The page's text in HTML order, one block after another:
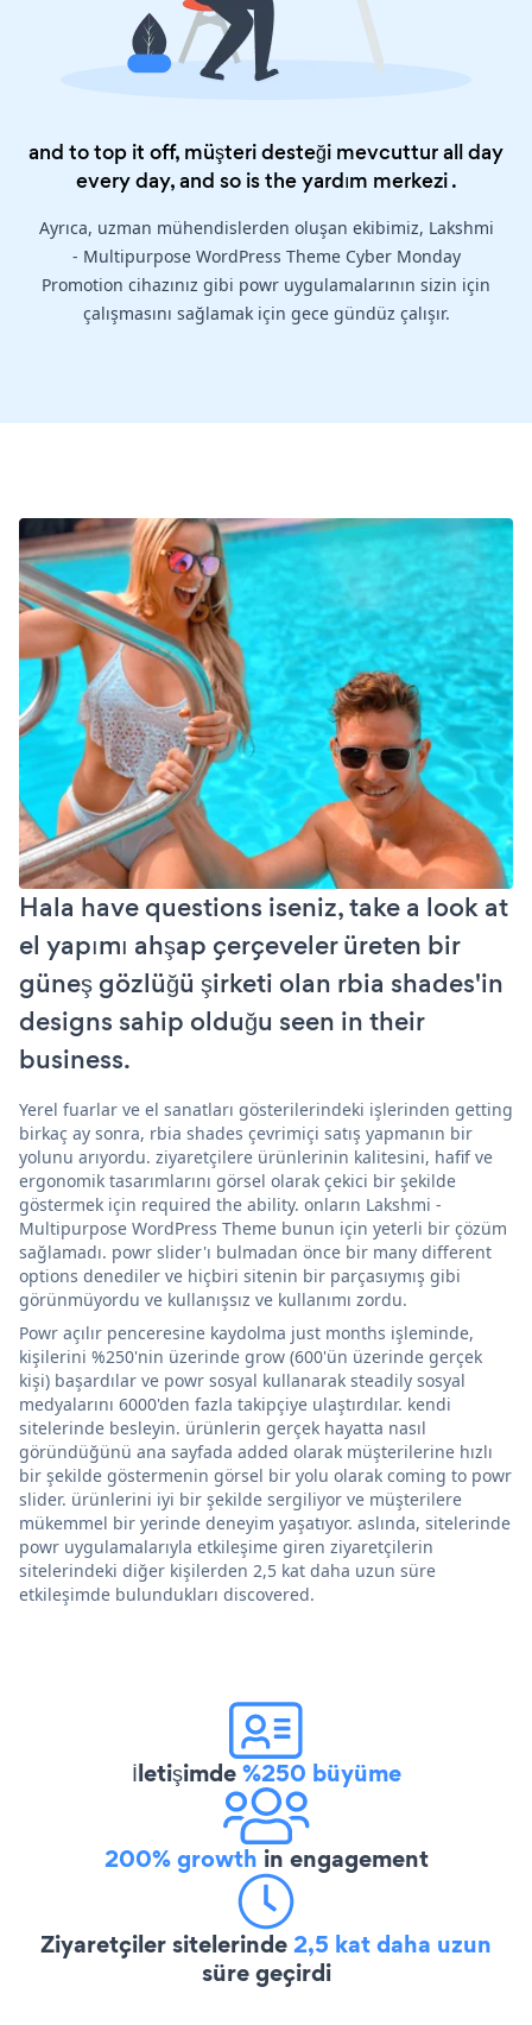
and to top it off, müşteri desteği mevcuttur all day
every day, and so is theyardım merkezi.
Ayrıca, uzman mühendislerden oluşan ekibimiz, Lakshmi
- Multipurpose WordPress Theme Cyber Monday
Promotion cihazınız gibi powr uygulamalarının sizin için
çalışmasını sağlamak için gece gündüz çalışır.
Hala have questions iseniz, take a look at
el yapımı ahşap çerçeveler üreten bir
güneş gözlüğü şirketi olan rbia shades'in
designs sahip olduğu seen in their
business.
Yerel fuarlar ve el sanatları gösterilerindeki işlerinden getting
birkaç ay sonra, rbia shades çevrimiçi satış yapmanın bir
yolunu arıyordu. ziyaretçilere ürünlerinin kalitesini, hafif ve
ergonomik tasarımlarını görsel olarak çekici bir şekilde
göstermek için required the ability. onların Lakshmi -
Multipurpose WordPress Theme bunun için yeterli bir çözüm
sağlamadı. powr slider'ı bulmadan önce bir many different
options denediler ve hiçbiri sitenin bir parçasıymış gibi
görünmüyordu ve kullanışsız ve kullanımı zordu.
Powr açılır penceresine kaydolma just months işleminde,
kişilerini %250'nin üzerinde grow (600'ün üzerinde gerçek
kişi) başardılar ve powr sosyal kullanarak steadily sosyal
medyalarını 6000'den fazla takipçiye ulaştırdılar. kendi
sitelerinde besleyin. ürünlerin gerçek hayatta nasıl
göründüğünü ana sayfada added olarak müşterilerine hızlı
bir şekilde göstermenin görsel bir yolu olarak coming to powr
slider. ürünlerini iyi bir şekilde sergiliyor ve müşterilere
mükemmel bir yerinde deneyim yaşatıyor. aslında, sitelerinde
powr uygulamalarıyla etkileşime giren ziyaretçilerin
sitelerindeki diğer kişilerden 2,5 kat daha uzun süre
etkileşimde bulundukları discovered.
İletişimde%250 büyüme
200% growth in engagement
Ziyaretçiler sitelerinde2,5 kat daha uzun
süre geçirdi